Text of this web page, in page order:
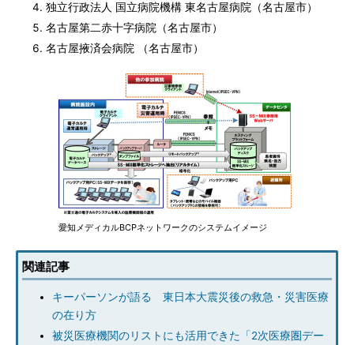
独立行政法人 国立病院機構 東名古屋病院（名古屋市）
名古屋第二赤十字病院（名古屋市）
名古屋掖済会病院 （名古屋市）
愛知メディカルBCPネットワークのシステムイメージ
関連記事
キーパーソンが語る 東日本大震災後の救急・災害医療
の在り方
被災医療機関のリストにも活用できた「2次医療圏デー